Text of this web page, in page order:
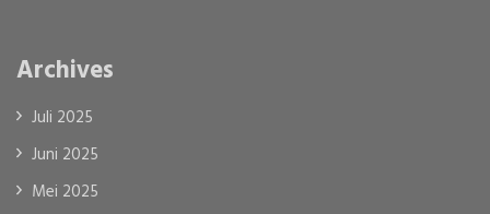
Archives
Juli 2025
Juni 2025
Mei 2025